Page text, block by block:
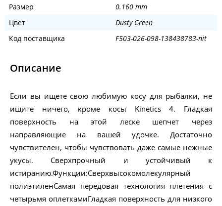
Размер
0.160 mm
Цвет
Dusty Green
Код поставщика
F503-026-098-138438783-nit
Описание
Если вы ищете свою любимую косу для рыбалки, не
ищите ничего, кроме косы Kinetics 4. Гладкая
поверхность на этой леске шепчет через
направляющие на вашей удочке. Достаточно
чувствителен, чтобы чувствовать даже самые нежные
укусы. Сверхпрочный и устойчивый к
истиранию.Функции:Сверхвысокомолекулярный
полиэтиленСамая передовая технология плетения с
четырьмя оплеткамиГладкая поверхность для низкого